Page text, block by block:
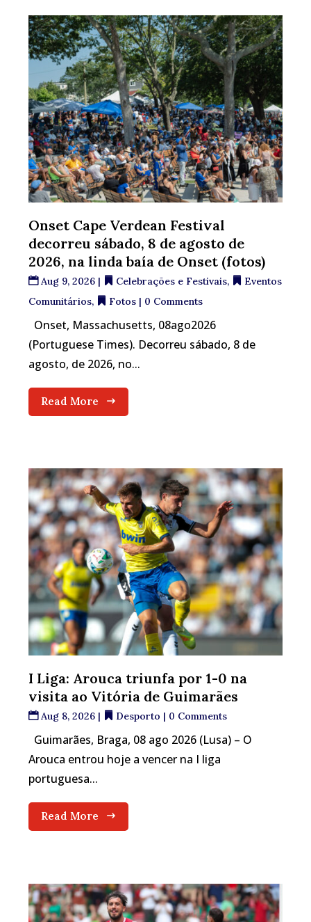
Onset Cape Verdean Festival
decorreu sábado, 8 de agosto de
2026, na linda baía de Onset (fotos)
Aug 9, 2026 | Celebrações e Festivais,
Eventos
Comunitários, Fotos | 0 Comments
Onset, Massachusetts, 08ago2026
(Portuguese Times). Decorreu sábado, 8 de
agosto, de 2026, no...
Read More
I Liga: Arouca triunfa por 1-0 na
visita ao Vitória de Guimarães
Aug 8, 2026 | Desporto | 0 Comments
Guimarães, Braga, 08 ago 2026 (Lusa) – O
Arouca entrou hoje a vencer na I liga
portuguesa...
Read More